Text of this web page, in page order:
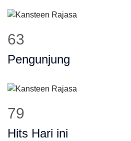
79
Pengunjung
100
Hits Hari ini